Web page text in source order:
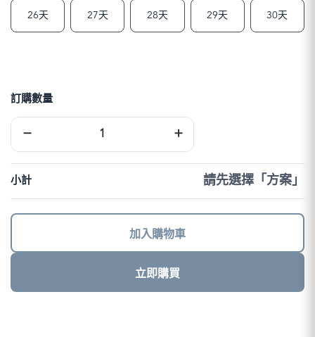
26天 27天 28天 29天 30天
訂購數量
−
澳
上
DJB
+
小計 請先選擇「方案」
加入購物車
立即購買